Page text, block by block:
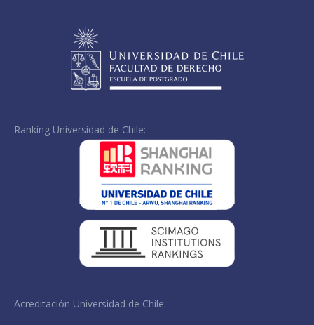
Ranking Universidad de Chile:
Acreditación Universidad de Chile: